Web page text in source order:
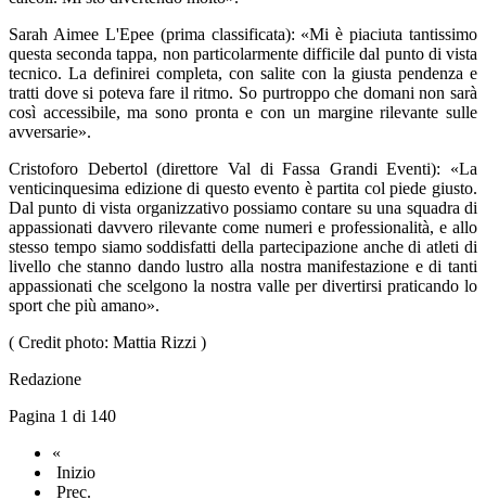
Sarah Aimee L'Epee (prima classificata): «Mi è piaciuta tantissimo
questa seconda tappa, non particolarmente difficile dal punto di vista
tecnico. La definirei completa, con salite con la giusta pendenza e
tratti dove si poteva fare il ritmo. So purtroppo che domani non sarà
così accessibile, ma sono pronta e con un margine rilevante sulle
avversarie».
Cristoforo Debertol (direttore Val di Fassa Grandi Eventi): «La
venticinquesima edizione di questo evento è partita col piede giusto.
Dal punto di vista organizzativo possiamo contare su una squadra di
appassionati davvero rilevante come numeri e professionalità, e allo
stesso tempo siamo soddisfatti della partecipazione anche di atleti di
livello che stanno dando lustro alla nostra manifestazione e di tanti
appassionati che scelgono la nostra valle per divertirsi praticando lo
sport che più amano».
( Credit photo: Mattia Rizzi )
Redazione
Pagina 1 di 140
«
Inizio
Prec.